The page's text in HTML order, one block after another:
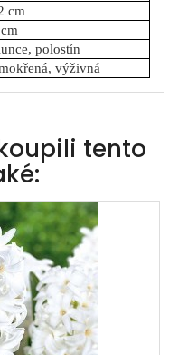
cm
polostín
výživná
tento